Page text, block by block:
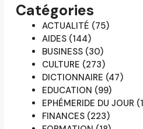
Catégories
ACTUALITÉ (75)
AIDES (144)
BUSINESS (30)
CULTURE (273)
DICTIONNAIRE (47)
EDUCATION (99)
EPHÉMERIDE DU JOUR
FINANCES (223)